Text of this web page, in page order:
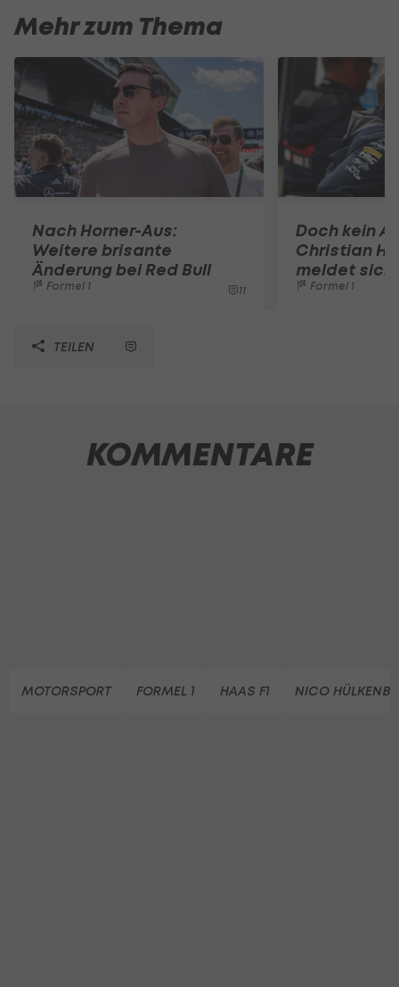
Mehr zum Thema
Nach Horner-Aus:
Weitere brisante
Änderung bei Red Bull
Formel 1 11
Doch kein
Christian
meldet sich
Formel 1
TEILEN
KOMMENTARE
MOTORSPORT FORMEL 1 HAAS F1 NICO